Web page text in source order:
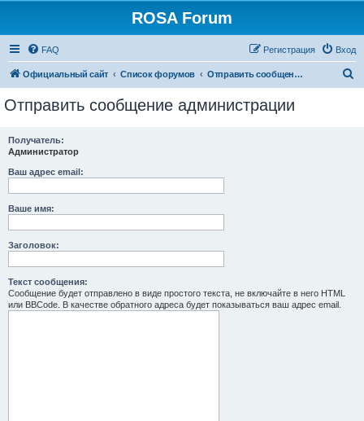
ROSA Forum
FAQ Вход
Регистрация
Официальный сайт Список форумов Отправить сообщение администрации
Отправить сообщение администрации
Получатель:
Администратор
Ваш адрес email:
Ваше имя:
Заголовок:
Текст сообщения:
Сообщение будет отправлено в виде простого текста, не включайте в него HTML
или BBCode. В качестве обратного адреса будет показываться ваш адрес email.